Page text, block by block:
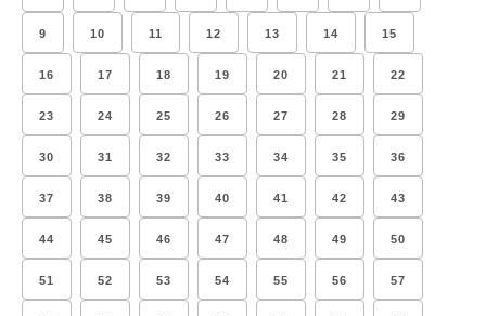
9 10 11 12 13 14 15
16 17 18 19 20 21 22
23 24 25 26 27 28 29
30 31 32 33 34 35 36
37 38 39 40 41 42 43
44 45 46 47 48 49 50
51 52 53 54 55 56 57